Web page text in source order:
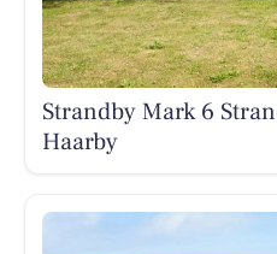
Strandby Mark 6
Haarby